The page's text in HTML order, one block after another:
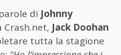
di Johnny
Crash.net, Jack Doohan
tutta la stagione